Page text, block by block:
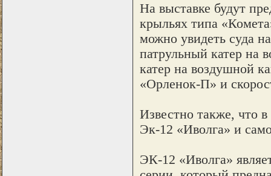
На выставке будут
крыльях типа
можно увидеть суда
патрульный катер на
катер на воздушной
«Орленок-П» и
Известно также, что в
Эк-12 «Иволга» и
ЭК-12 «Иволга»